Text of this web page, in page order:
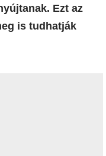
Ezt az
is tudhatják